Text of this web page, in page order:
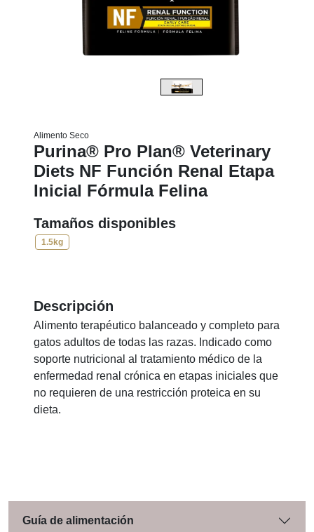
Alimento Seco
Purina® Pro Plan® Veterinary
Diets NF Función Renal Etapa
Inicial Fórmula Felina
Tamaños disponibles
1.5kg
Descripción
Alimento terapéutico balanceado y completo para
gatos adultos de todas las razas. Indicado como
soporte nutricional al tratamiento médico de la
enfermedad renal crónica en etapas iniciales que
no requieren de una restricción proteica en su
dieta.
Guía de alimentación